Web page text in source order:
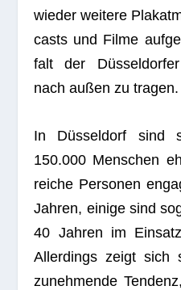
wie­der wei­tere
casts und Filme
falt der Düs­sel­dor­fer
nach außen zu tragen.
In Düs­sel­dorf sind
150.000 Men­schen
rei­che Per­so­nen
Jah­ren, einige sind
40 Jah­ren im
Aller­dings zeigt sich
zuneh­mende